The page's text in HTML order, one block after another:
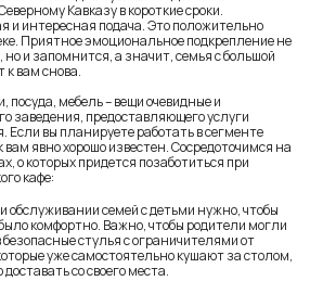
Кавказу в короткие сроки.
и интересная подача. Это положительно
Приятное эмоциональное подкрепление не
но и запомнится, а значит, семья с большой
к вам снова.
посуда, мебель – вещи очевидные и
заведения, предоставляющего услуги
Если вы планируете работать в сегменте
вам явно хорошо известен. Сосредоточимся на
о которых придется позаботиться при
кафе:
обслуживании семей с детьми нужно, чтобы
комфортно. Важно, чтобы родители могли
стулья с ограничителями от
уже самостоятельно кушают за столом,
со своего места.